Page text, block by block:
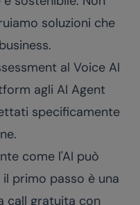
soluzioni che
al Voice AI
agli AI Agent
specificamente
come l'AI può
primo passo è una
call gratuita con